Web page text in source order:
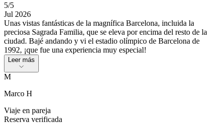
5/5
Jul 2026
Unas vistas fantásticas de la magnífica Barcelona, incluida la
preciosa Sagrada Familia, que se eleva por encima del resto de la
ciudad. Bajé andando y vi el estadio olímpico de Barcelona de
1992, ¡que fue una experiencia muy especial!
Leer más
M
Marco H
Viaje en pareja
Reserva verificada